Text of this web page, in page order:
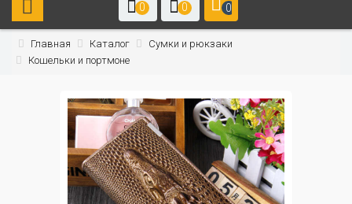
0 0 0
Главная Каталог
Сумки и рюкзаки
Кошельки и портмоне